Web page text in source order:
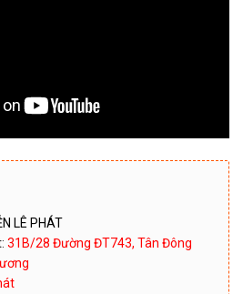
LÊ PHÁT
31B/28 Đường ĐT743, Tân Đông